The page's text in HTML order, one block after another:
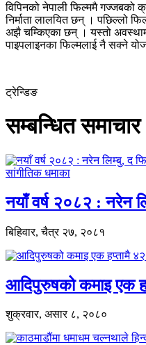
विपिनको नेपाली फिल्ममै गज्जबको
निर्माता लालयित छन् । पछिल्लो
अझै चम्किएका छन् । यस्तो
पाइपलाइनका फिल्मलाई नै सक्ने
ट्रेन्डिङ
सम्बन्धित समाचार
नयाँ वर्ष २०८२ : नरेन
बिहिवार, चैत्र २७, २०८१
आदिपुरुषको कमाइ एक
शुक्रवार, असार ८, २०८०